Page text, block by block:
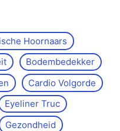
Hoornaars
Bodembedekker
Cardio Volgorde
Eyeliner Truc
Gezondheid